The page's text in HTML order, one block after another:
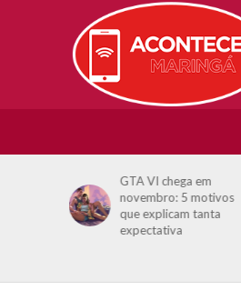
GTA VI chega em
novembro: 5 motivos
que explicam tanta
expectativa